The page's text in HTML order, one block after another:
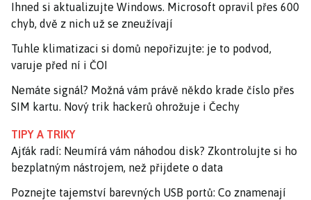
Ihned si aktualizujte Windows. Microsoft opravil přes 600
chyb, dvě z nich už se zneužívají
Tuhle klimatizaci si domů nepořizujte: je to podvod,
varuje před ní i ČOI
Nemáte signál? Možná vám právě někdo krade číslo přes
SIM kartu. Nový trik hackerů ohrožuje i Čechy
TIPY A TRIKY
Ajťák radí: Neumírá vám náhodou disk? Zkontrolujte si ho
bezplatným nástrojem, než přijdete o data
Poznejte tajemství barevných USB portů: Co znamenají